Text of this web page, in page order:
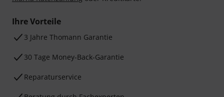
Ihre Vorteile
3 Jahre Thomann Garantie
30 Tage Money-Back-Garantie
Reparaturservice